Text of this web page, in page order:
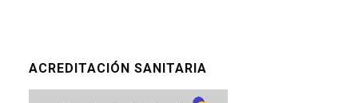
ACREDITACIÓN SANITARIA